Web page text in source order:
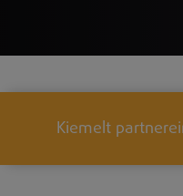
Kiemelt